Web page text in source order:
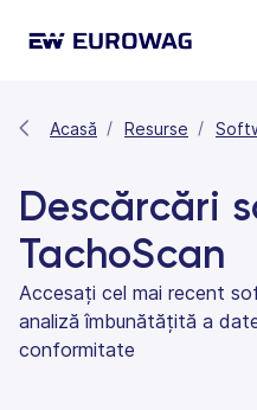
Acasă Resurse
Descărcări
TachoScan
Accesați cel mai recent
analiză îmbunătățită a
conformitate